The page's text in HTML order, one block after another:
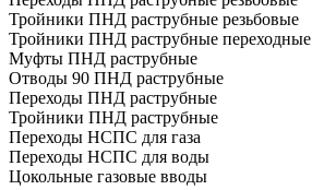
Тройники ПНД раструбные резьбовые
Тройники ПНД раструбные переходные
Муфты ПНД раструбные
Отводы 90 ПНД раструбные
Переходы ПНД раструбные
Тройники ПНД раструбные
Переходы НСПС для газа
Переходы НСПС для воды
Цокольные газовые вводы